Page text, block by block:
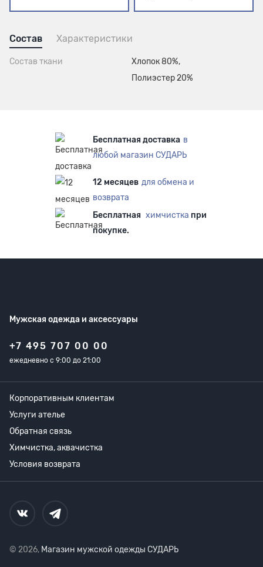
Состав Характеристики
Состав ткани
Хлопок 80%,
Полиэстер 20%
Бесплатная доставка в
любой магазин СУДАРЬ
12 месяцев для обмена и
возврата
Бесплатная химчистка при
покупке.
Мужская одежда и аксессуары
+7 495 707 00 00
ежедневно с 9:00 до 21:00
Корпоративным клиентам
Услуги ателье
Обратная связь
Химчистка, аквачистка
Условия возврата
© 2026, Магазин мужской одежды СУДАРЬ